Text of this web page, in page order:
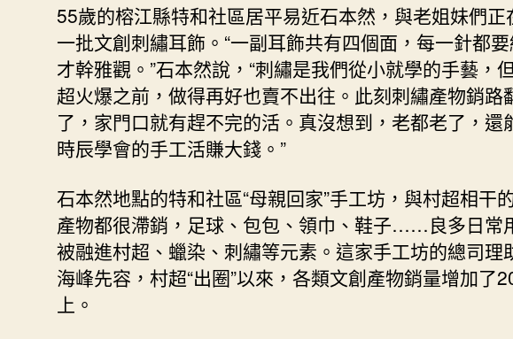
“踢”
業
增
收
_
中
國
網〉
中
55歲的榕江縣特和社區居平易近石本然，與老姐妹們正
一批文創刺繡耳飾。“一副耳飾共有四個面，每一針都要
才幹雅觀。”石本然說，“刺繡是我們從小就學的手藝，
超火爆之前，做得再好也賣不出往。此刻刺繡產物銷路
了，家門口就有趕不完的活。真沒想到，老都老了，還
時辰學會的手工活賺大錢。”
石本然地點的特和社區“母親回家”手工坊，與村超相干
產物都很滯銷，足球、包包、領巾、鞋子……良多日常
被融進村超、蠟染、刺繡等元素。這家手工坊的總司理
海峰先容，村超“出圈”以來，各類文創產物銷量增加了
上。